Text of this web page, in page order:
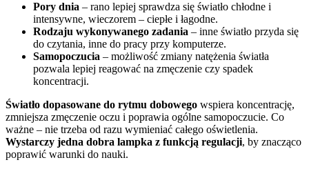
Pory dnia – rano lepiej sprawdza się światło chłodne i
intensywne, wieczorem – ciepłe i łagodne.
Rodzaju wykonywanego zadania – inne światło przyda się
do czytania, inne do pracy przy komputerze.
Samopoczucia – możliwość zmiany natężenia światła
pozwala lepiej reagować na zmęczenie czy spadek
koncentracji.
Światło dopasowane do rytmu dobowego wspiera koncentrację,
zmniejsza zmęczenie oczu i poprawia ogólne samopoczucie. Co
ważne – nie trzeba od razu wymieniać całego oświetlenia.
Wystarczy jedna dobra lampka z funkcją regulacji, by znacząco
poprawić warunki do nauki.